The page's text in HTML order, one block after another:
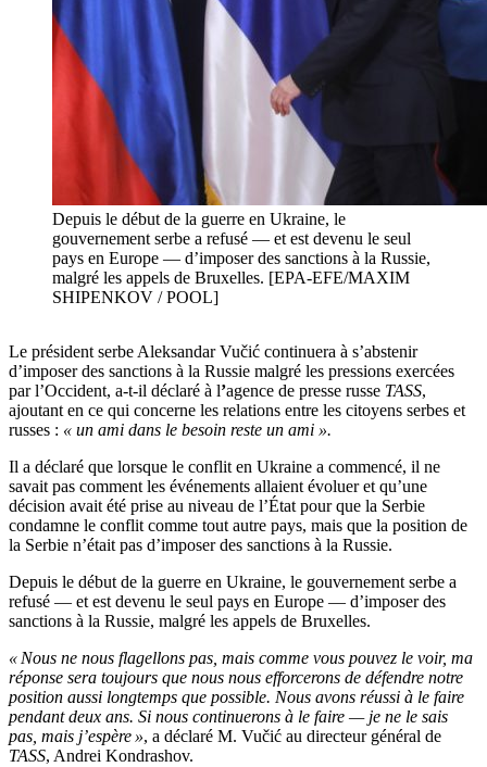
Depuis le début de la guerre en Ukraine, le
gouvernement serbe a refusé — et est devenu le seul
pays en Europe — d’imposer des sanctions à la Russie,
malgré les appels de Bruxelles. [EPA-EFE/MAXIM
SHIPENKOV / POOL]
Le président serbe Aleksandar Vučić continuera à s’abstenir
d’imposer des sanctions à la Russie malgré les pressions exercées
par l’Occident, a-t-il déclaré à l’agence de presse russe TASS,
ajoutant en ce qui concerne les relations entre les citoyens serbes et
russes : « un ami dans le besoin reste un ami ».
Il a déclaré que lorsque le conflit en Ukraine a commencé, il ne
savait pas comment les événements allaient évoluer et qu’une
décision avait été prise au niveau de l’État pour que la Serbie
condamne le conflit comme tout autre pays, mais que la position de
la Serbie n’était pas d’imposer des sanctions à la Russie.
Depuis le début de la guerre en Ukraine, le gouvernement serbe a
refusé — et est devenu le seul pays en Europe — d’imposer des
sanctions à la Russie, malgré les appels de Bruxelles.
« Nous ne nous flagellons pas, mais comme vous pouvez le voir, ma
réponse sera toujours que nous nous efforcerons de défendre notre
position aussi longtemps que possible. Nous avons réussi à le faire
pendant deux ans. Si nous continuerons à le faire — je ne le sais
pas, mais j’espère », a déclaré M. Vučić au directeur général de
TASS, Andrei Kondrashov.